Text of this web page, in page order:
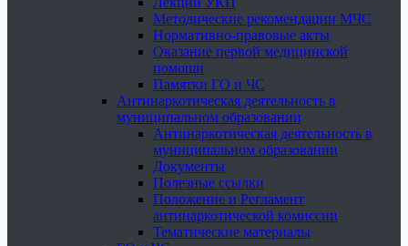
Методические рекомендации МЧС
Нормативно-правовые акты
Оказание первой медицинской
помощи
Памятки ГО и ЧС
Антинаркотическая деятельность в
муниципальном образовании
Антинаркотическая деятельность в
муниципальном образовании
Документы
Полезные ссылки
Положение и Регламент
антинаркотической комиссии
Тематические материалы